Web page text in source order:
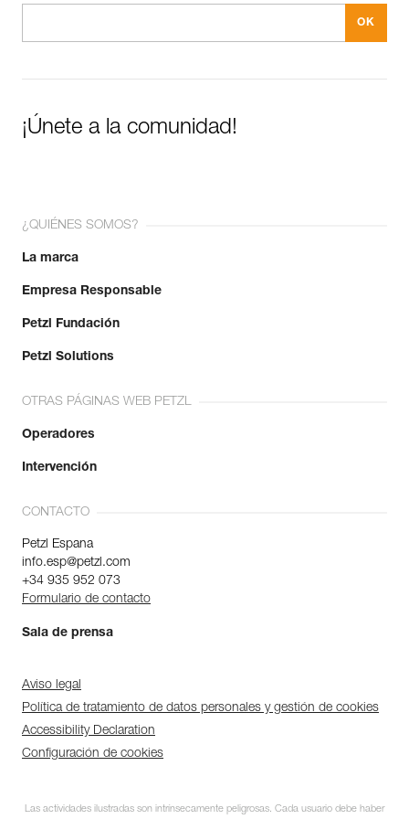
¡Únete a la comunidad!
¿QUIÉNES SOMOS?
La marca
Empresa Responsable
Petzl Fundación
Petzl Solutions
OTRAS PÁGINAS WEB PETZL
Operadores
Intervención
CONTACTO
Petzl Espana
info.esp@petzl.com
+34 935 952 073
Formulario de contacto
Sala de prensa
Aviso legal
Política de tratamiento de datos personales y gestión de cookies
Accessibility Declaration
Configuración de cookies
Las actividades ilustradas son intrínsecamente peligrosas. Cada usuario debe haber